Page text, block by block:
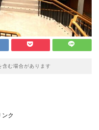
含む場合があります
ク